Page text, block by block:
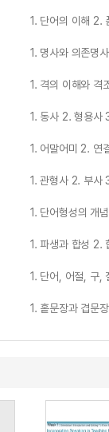
1. 단어의 이해 2.
1. 명사와 의존명
1. 격의 이해와 격
1. 동사 2. 형용사
1. 어말어미 2. 연
1. 관형사 2. 부사
1. 단어형성의 개
1. 파생과 합성 2.
1. 단어, 어절, 구,
1. 홑문장과 겹문